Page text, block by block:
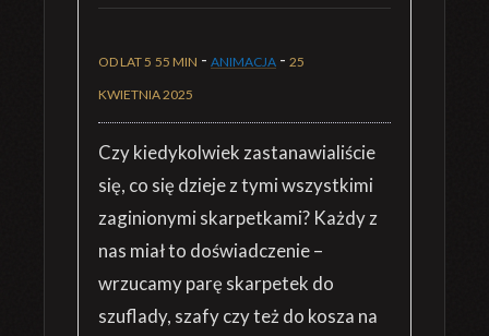
OD LAT 5 55 MIN - ANIMACJA - 25
KWIETNIA 2025
Czy kiedykolwiek zastanawialiście
się, co się dzieje z tymi wszystkimi
zaginionymi skarpetkami? Każdy z
nas miał to doświadczenie –
wrzucamy parę skarpetek do
szuflady, szafy czy też do kosza na